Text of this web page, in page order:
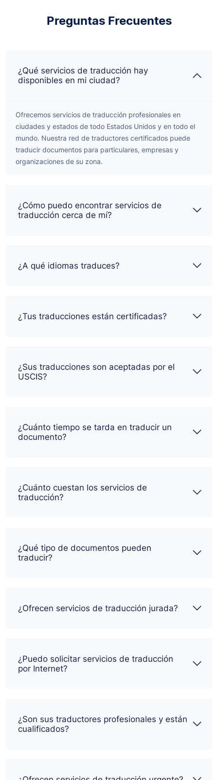
Preguntas Frecuentes
¿Qué servicios de traducción hay
disponibles en mi ciudad?
Ofrecemos servicios de traducción profesionales en
ciudades y estados de todo Estados Unidos y en todo el
mundo. Nuestra red de traductores certificados puede
traducir documentos para particulares, empresas y
organizaciones de su zona.
¿Cómo puedo encontrar servicios de
traducción cerca de mí?
¿A qué idiomas traduces?
¿Tus traducciones están certificadas?
¿Sus traducciones son aceptadas por el
USCIS?
¿Cuánto tiempo se tarda en traducir un
documento?
¿Cuánto cuestan los servicios de
traducción?
¿Qué tipo de documentos pueden
traducir?
¿Ofrecen servicios de traducción jurada?
¿Puedo solicitar servicios de traducción
por Internet?
¿Son sus traductores profesionales y están
cualificados?